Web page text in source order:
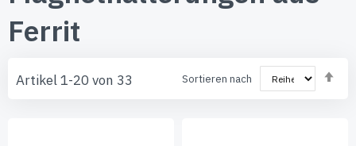
Ferrit
Artikel1-20 von 33 Sortieren nach